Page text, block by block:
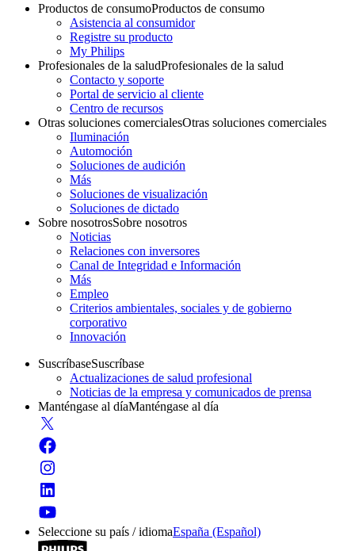
Productos de consumoProductos de consumo
Asistencia al consumidor
Registre su producto
My Philips
Profesionales de la saludProfesionales de la salud
Contacto y soporte
Portal de servicio al cliente
Centro de recursos
Otras soluciones comercialesOtras soluciones comerciales
Iluminación
Automoción
Soluciones de audición
Más
Soluciones de visualización
Soluciones de dictado
Sobre nosotrosSobre nosotros
Noticias
Relaciones con inversores
Canal de Integridad e Información
Más
Empleo
Criterios ambientales, sociales y de gobierno
corporativo
Innovación
SuscríbaseSuscríbase
Actualizaciones de salud profesional
Noticias de la empresa y comunicados de prensa
Manténgase al díaManténgase al día
Seleccione su país / idiomaEspaña (Español)